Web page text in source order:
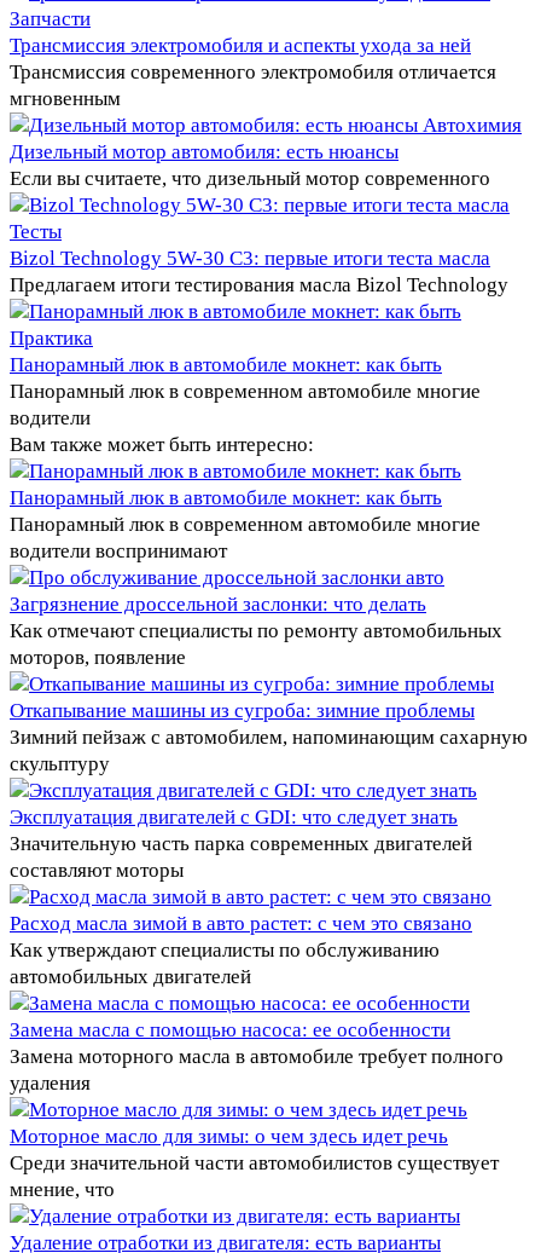
Запчасти
Трансмиссия электромобиля и аспекты ухода за ней
Трансмиссия современного электромобиля отличается
мгновенным
Автохимия
Дизельный мотор автомобиля: есть нюансы
Если вы считаете, что дизельный мотор современного
Тесты
Bizol Technology 5W-30 C3: первые итоги теста масла
Предлагаем итоги тестирования масла Bizol Technology
Практика
Панорамный люк в автомобиле мокнет: как быть
Панорамный люк в современном автомобиле многие
водители
Вам также может быть интересно:
Панорамный люк в автомобиле мокнет: как быть
Панорамный люк в современном автомобиле многие
водители воспринимают
Загрязнение дроссельной заслонки: что делать
Как отмечают специалисты по ремонту автомобильных
моторов, появление
Откапывание машины из сугроба: зимние проблемы
Зимний пейзаж с автомобилем, напоминающим сахарную
скульптуру
Эксплуатация двигателей с GDI: что следует знать
Значительную часть парка современных двигателей
составляют моторы
Расход масла зимой в авто растет: с чем это связано
Как утверждают специалисты по обслуживанию
автомобильных двигателей
Замена масла с помощью насоса: ее особенности
Замена моторного масла в автомобиле требует полного
удаления
Моторное масло для зимы: о чем здесь идет речь
Среди значительной части автомобилистов существует
мнение, что
Удаление отработки из двигателя: есть варианты